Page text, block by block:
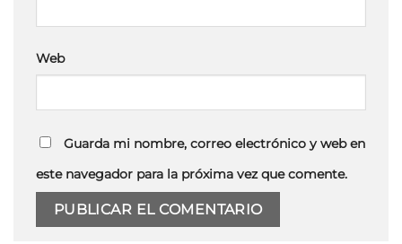
Web
Guarda mi nombre, correo electrónico y web en
este navegador para la próxima vez que comente.